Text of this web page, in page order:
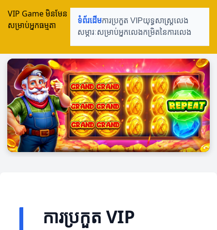
VIP Game មិនមែន
សម្រាប់អ្នកធម្មតា
ទំព័រដើមការប្រកួត VIPយុទ្ធសាស្ត្រលេង
សម្ភារៈសម្រាប់អ្នកលេងកម្រិតនៃការលេង
ការប្រកួត VIP